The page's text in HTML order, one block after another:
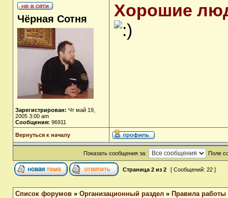
Чёрная Сотня
Зарегистрирован: Чт май 19,
2005 3:00 am
Сообщения: 96911
Хорошие
Вернуться к началу
Показать сообщения за: Поле
Страница 2 из 2 [ Сообщений: 22 ]
Список форумов » Организационный раздел » Правила